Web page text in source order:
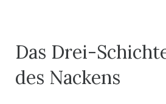
Das Drei-
des Nackens